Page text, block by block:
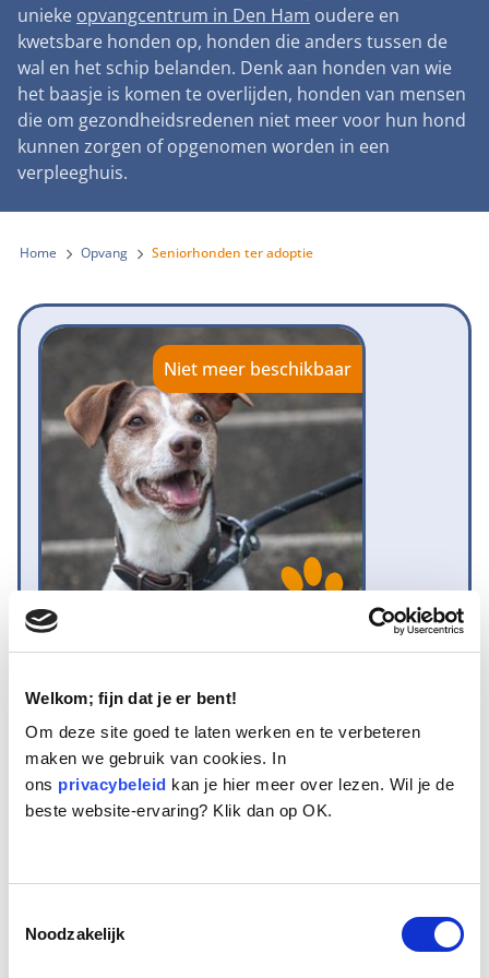
Welkom; fijn dat je er bent!
Om deze site goed te laten werken en te verbeteren
maken we gebruik van cookies. In
ons privacybeleid kan je hier meer over lezen. Wil je de
beste website-ervaring? Klik dan op OK.
Noodzakelijk
Landelijke registratie bijtincidenten
Verantwoord fokbeleid
Landelijk vuurwerkverbod
Verplichte pre-aanschaf cursus
Gemeentelijk meldpunt bijtincidenten
Bescherming tegen grasaren
Lezingen
Symposium Gemeentelijk Dierenbeleid
Teken onze petitie
Steun als bedrijf
Adopteer een seniorhond
Sponsor een seniorhond
Steun als vrijwilliger
Honden voor Honden Loop
Vraag een donatiebox aan
Wat wij doen
Onze organisatie
Samenwerking
Jaarverslag
Vacatures
Donateursmagazine Hond
Onze successen voor honden
Contactgegevens
Pers
Nieuws
Nieuwsbrief
Incassodata
Zoeken
unieke opvangcentrum in Den Ham oudere en
kwetsbare honden op, honden die anders tussen de
wal en het schip belanden. Denk aan honden van wie
het baasje is komen te overlijden, honden van mensen
die om gezondheidsredenen niet meer voor hun hond
kunnen zorgen of opgenomen worden in een
verpleeghuis.
Home Opvang Seniorhonden ter adoptie
Niet meer beschikbaar
Leeftijd: 13
Ras/type: Jack Russel
Geslacht: Reu
Reden opvang: Overlijden eigenaar
Hoeveel dagen te gast geweest: 19 dagen
Pino is een Jack Russelreutje van 13 jaar oud in een niet alledaagse